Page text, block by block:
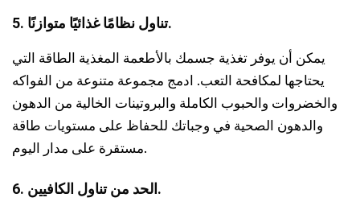
5. تناول نظامًا غذائيًا متوازنًا.
يمكن أن يوفر تغذية جسمك بالأطعمة المغذية الطاقة التي
يحتاجها لمكافحة التعب. ادمج مجموعة متنوعة من الفواكه
والخضروات والحبوب الكاملة والبروتينات الخالية من الدهون
والدهون الصحية في وجباتك للحفاظ على مستويات طاقة
مستقرة على مدار اليوم.
6. الحد من تناول الكافيين.